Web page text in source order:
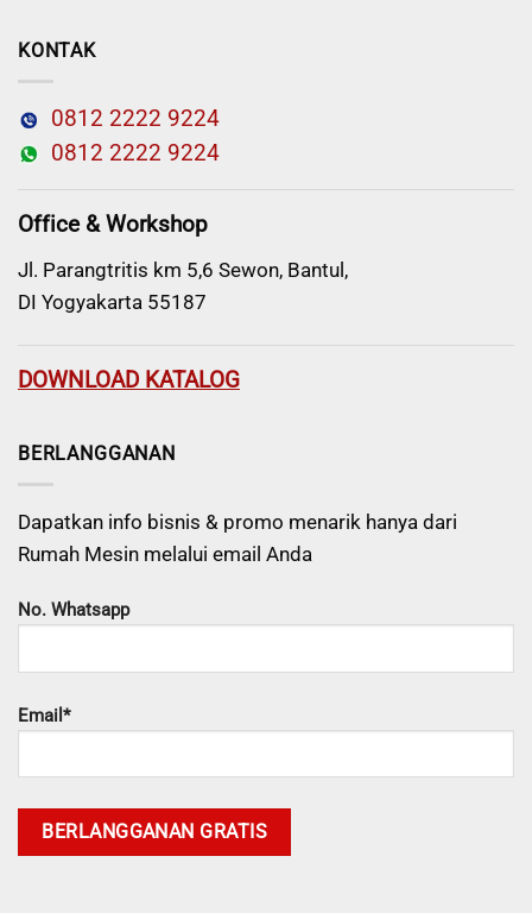
KONTAK
0812 2222 9224
0812 2222 9224
Office & Workshop
Jl. Parangtritis km 5,6 Sewon, Bantul,
DI Yogyakarta 55187
DOWNLOAD KATALOG
BERLANGGANAN
Dapatkan info bisnis & promo menarik hanya dari
Rumah Mesin melalui email Anda
No. Whatsapp
Email*